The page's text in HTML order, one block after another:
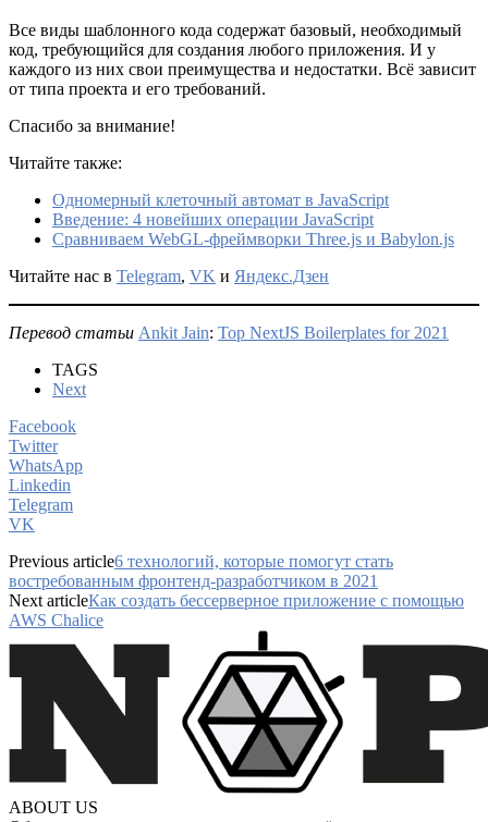
Все виды шаблонного кода содержат базовый, необходимый
код, требующийся для создания любого приложения. И у
каждого из них свои преимущества и недостатки. Всё зависит
от типа проекта и его требований.
Спасибо за внимание!
Читайте также:
Одномерный клеточный автомат в JavaScript
Введение: 4 новейших операции JavaScript
Сравниваем WebGL-фреймворки Three.js и Babylon.js
Читайте нас в Telegram, VK и Яндекс.Дзен
Перевод статьи Ankit Jain: Top NextJS Boilerplates for 2021
TAGS
Next
Facebook
Twitter
WhatsApp
Linkedin
Telegram
VK
Previous article6 технологий, которые помогут стать
востребованным фронтенд-разработчиком в 2021
Next articleКак создать бессерверное приложение с помощью
AWS Chalice
ABOUT US